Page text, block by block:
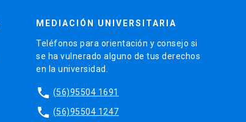
MEDIACIÓN UNIVERSITARIA
Teléfonos para orientación y consejo si
se ha vulnerado alguno de tus derechos
en la universidad.
phone (56)95504 1691
phone (56)95504 1247